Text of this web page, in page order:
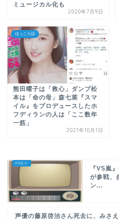
ミュージカル化も
2020年7月9日
ほっこり話
熊田曜子は「救心」ダンプ松
本は「命の母」森七菜『スマ
イル』をプロデュースしたホ
フディランの人は「ここ数年
一筋」
2021年10月1日
『VS嵐
が参戦、
ン...
声優の藤原啓治さん死去に、みさ